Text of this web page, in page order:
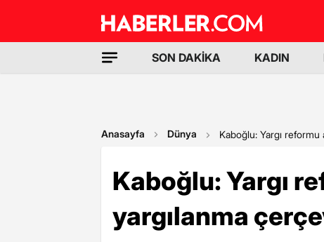
SON DAKİKA KADIN
Anasayfa Dünya Kaboğlu: Yargı reformu
Kaboğlu: Yargı
yargılanma